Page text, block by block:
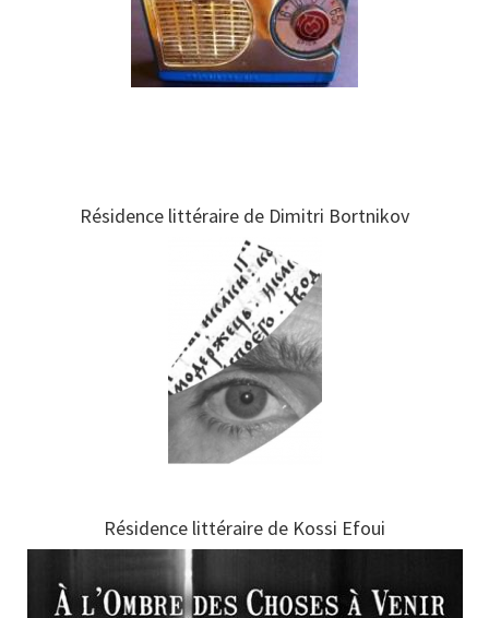
Résidence littéraire de Dimitri Bortnikov
Résidence littéraire de Kossi Efoui